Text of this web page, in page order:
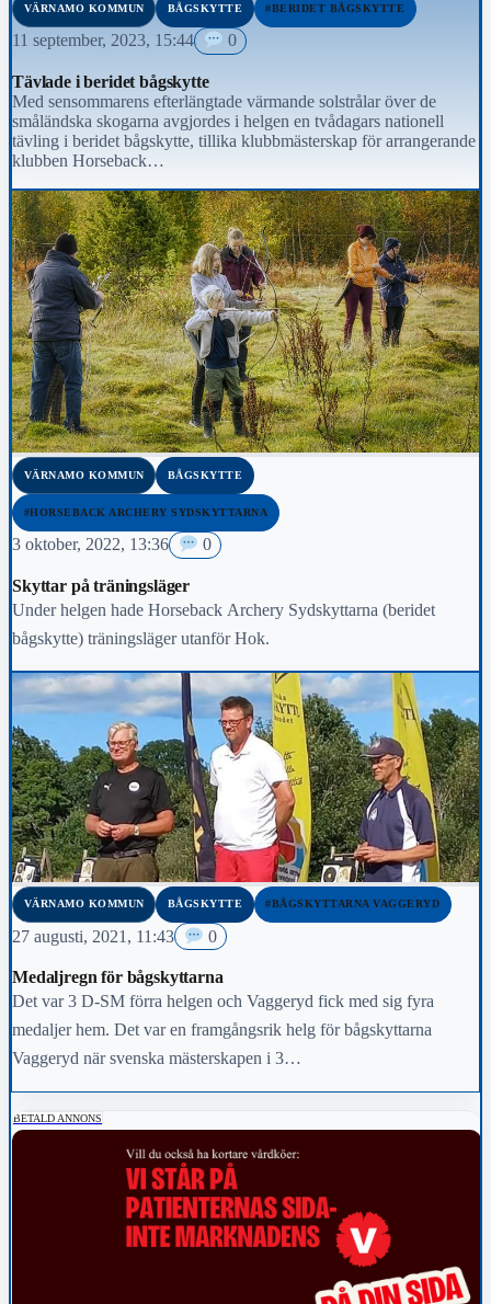
VÄRNAMO KOMMUN BÅGSKYTTE #BERIDET BÅGSKYTTE
11 september, 2023, 15:44 0
Tävlade i beridet bågskytte
Med sensommarens efterlängtade värmande solstrålar över de
småländska skogarna avgjordes i helgen en tvådagars nationell
tävling i beridet bågskytte, tillika klubbmästerskap för arrangerande
klubben Horseback…
VÄRNAMO KOMMUN BÅGSKYTTE
#HORSEBACK ARCHERY SYDSKYTTARNA
3 oktober, 2022, 13:36 0
Skyttar på träningsläger
Under helgen hade Horseback Archery Sydskyttarna (beridet
bågskytte) träningsläger utanför Hok.
VÄRNAMO KOMMUN BÅGSKYTTE #BÅGSKYTTARNA VAGGERYD
27 augusti, 2021, 11:43 0
Medaljregn för bågskyttarna
Det var 3 D-SM förra helgen och Vaggeryd fick med sig fyra
medaljer hem. Det var en framgångsrik helg för bågskyttarna
Vaggeryd när svenska mästerskapen i 3…
BETALD ANNONS